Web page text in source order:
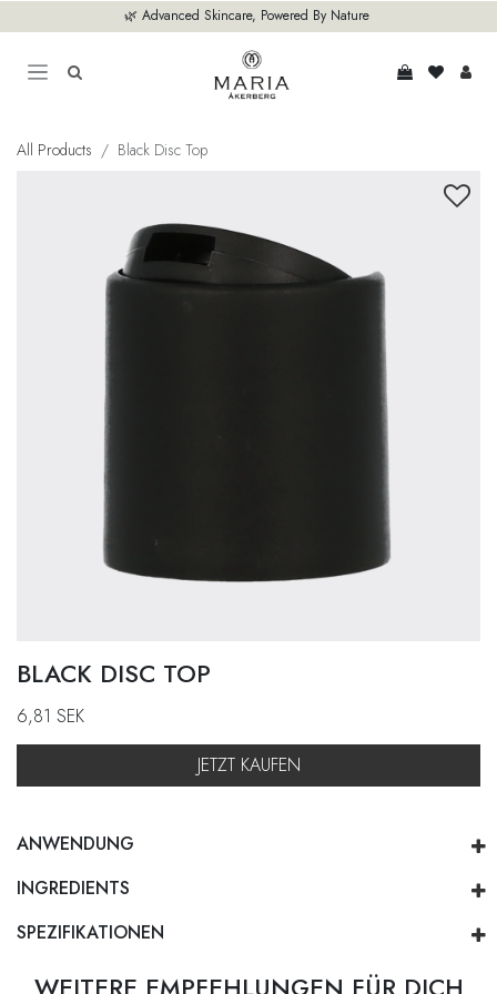
🌿 Advanced Skincare, Powered By Nature
All Products Black Disc Top
BLACK DISC TOP
6,81 SEK
JETZT KAUFEN
ANWENDUNG
INGREDIENTS
SPEZIFIKATIONEN